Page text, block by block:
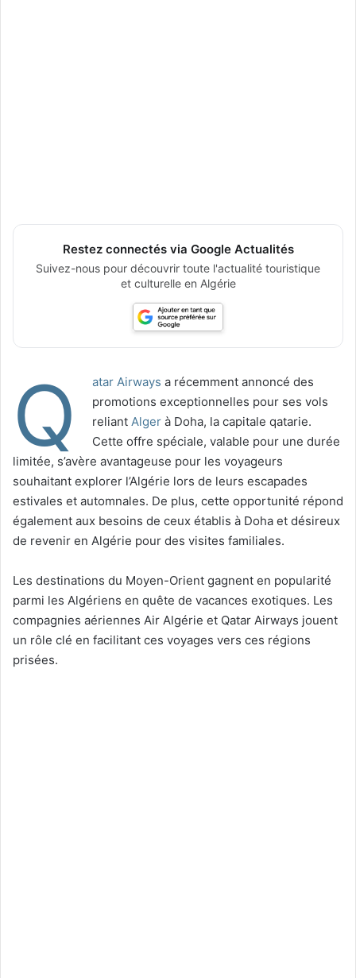
Restez connectés via Google Actualités
Suivez-nous pour découvrir toute l'actualité touristique
et culturelle en Algérie
Q atar Airways a récemment annoncé des
promotions exceptionnelles pour ses vols
reliant Alger à Doha, la capitale qatarie.
Cette offre spéciale, valable pour une durée
limitée, s’avère avantageuse pour les voyageurs
souhaitant explorer l’Algérie lors de leurs escapades
estivales et automnales. De plus, cette opportunité répond
également aux besoins de ceux établis à Doha et désireux
de revenir en Algérie pour des visites familiales.
Les destinations du Moyen-Orient gagnent en popularité
parmi les Algériens en quête de vacances exotiques. Les
compagnies aériennes Air Algérie et Qatar Airways jouent
un rôle clé en facilitant ces voyages vers ces régions
prisées.